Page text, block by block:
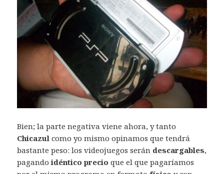
Bien; la parte negativa viene ahora, y tanto
Chicazul como yo mismo opinamos que tendrá
bastante peso: los videojuegos serán descargables,
pagando idéntico precio que el que pagaríamos